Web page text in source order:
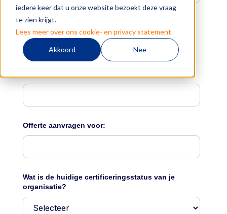
iedere keer dat u onze website bezoekt deze vraag
te zien krijgt.
Lees meer over ons cookie- en privacy statement
Akkoord Nee
Telefoonnummer
Offerte aanvragen voor:
Wat is de huidige certificeringsstatus van je
organisatie?